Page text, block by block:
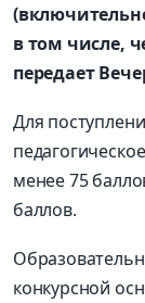
в том числе,
передает
Для
менее 75
баллов.
конкурсной